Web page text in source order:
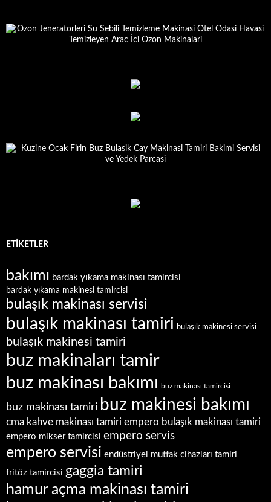
ETIKETLER
bakımı bardak yıkama makinası tamircisi
bardak yıkama makinesi tamircisi
bulaşık makinası servisi
bulaşık makinası tamiri bulaşık makinesi servisi
bulaşık makinesi tamiri
buz makinaları tamir
buz makinası bakımı buz makinası tamircisi
buz makinası tamiri buz makinesi bakımı
cma kahve makinası tamiri empero bulaşık makinası tamiri
empero mikser tamircisi empero servis
empero servisi endüstriyel mutfak cihazları tamiri
fritöz tamircisi gaggia tamiri
hamur açma makinası tamiri